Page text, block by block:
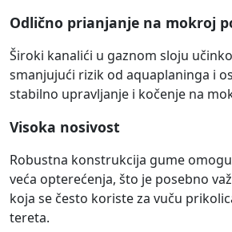
Odlično prianjanje na mokroj
Široki kanalići u gaznom sloju
smanjujući rizik od aquaplaninga i
stabilno upravljanje i kočenje na
Visoka nosivost
Robustna konstrukcija gume
veća opterećenja, što je posebno
koja se često koriste za vuču
tereta.